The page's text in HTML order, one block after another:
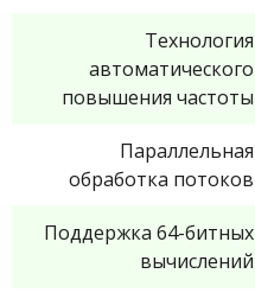
Технология
автоматического
повышения частоты
Параллельная
обработка потоков
Поддержка 64-битных
вычислений